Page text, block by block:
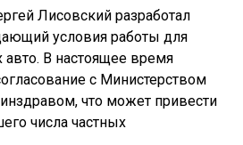
Лисовский разработал
условия работы для
авто. В настоящее время
с Министерством
что может привести
числа частных